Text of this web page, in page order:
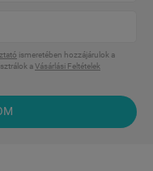
ismeretében hozzájárulok a
aVásárlási Feltételek